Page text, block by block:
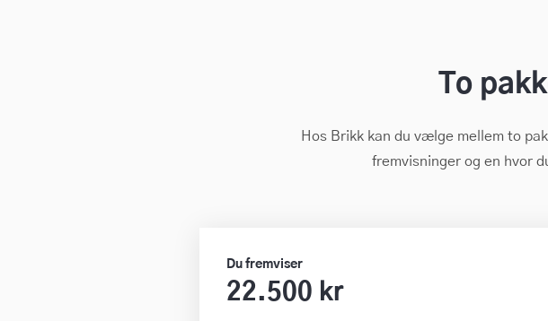
To
Hos Brikk kan du vælge mellem to
fremvisninger og en hvor
Du fremviser
22.500 kr